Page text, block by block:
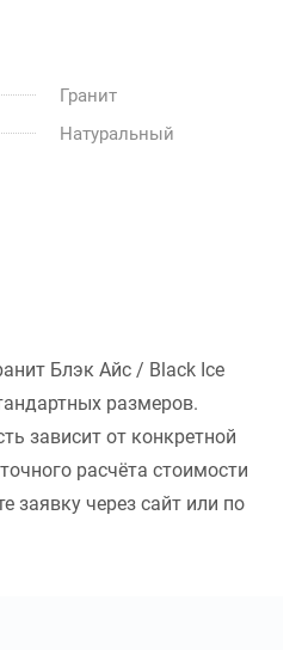
Гранит
Натуральный
Блэк Айс / Black Ice
размеров.
зависит от конкретной
расчёта стоимости
заявку через сайт или по